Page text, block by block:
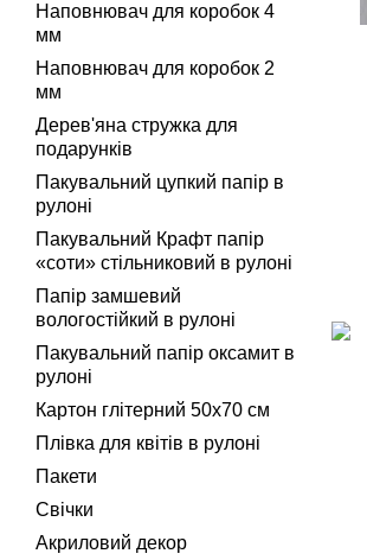
Наповнювач для коробок 4
мм
Наповнювач для коробок 2
мм
Дерев'яна стружка для
подарунків
Пакувальний цупкий папір в
рулоні
Пакувальний Крафт папір
«соти» стільниковий в рулоні
Папір замшевий
вологостійкий в рулоні
Пакувальний папір оксамит в
рулоні
Картон глітерний 50х70 см
Плівка для квітів в рулоні
Пакети
Свічки
Акриловий декор